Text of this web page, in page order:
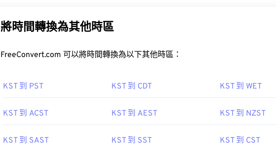
將時間轉換為其他時區
FreeConvert.com 可以將時間轉換為以下其他時區：
KST 到 PST KST 到 CDT KST 到 WET
KST 到 ACST KST 到 AEST KST 到 NZST
KST 到 SAST KST 到 SST KST 到 CST